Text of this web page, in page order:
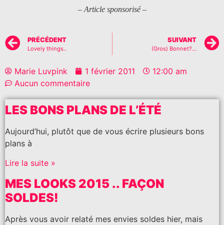
– Article sponsorisé –
PRÉCÉDENT
Lovely things..
SUIVANT
(Gros) Bonnet?…
Marie Luvpink 1 février 2011
12:00 am
Aucun commentaire
LES BONS PLANS DE L’ÉTÉ
Aujourd’hui, plutôt que de vous écrire plusieurs bons
plans à
Lire la suite »
MES LOOKS 2015 .. FAÇON
SOLDES!
Après vous avoir relaté mes envies soldes hier, mais